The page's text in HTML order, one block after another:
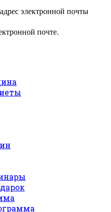
электронной почты
почте.